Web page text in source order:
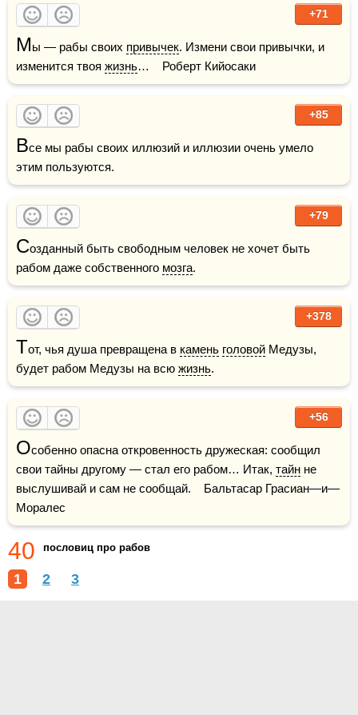
+71
Мы — рабы своих привычек. Измени свои привычки, и
изменится твоя жизнь…    Роберт Кийосаки
+85
Все мы рабы своих иллюзий и иллюзии очень умело
этим пользуются.
+79
Созданный быть свободным человек не хочет быть
рабом даже собственного мозга.
+378
Тот, чья душа превращена в камень головой Медузы,
будет рабом Медузы на всю жизнь.
+56
Особенно опасна откровенность дружеская: сообщил
свои тайны другому — стал его рабом… Итак, тайн не
выслушивай и сам не сообщай.    Бальтасар Грасиан—и—
Моралес
40 пословиц про рабов
1 2 3